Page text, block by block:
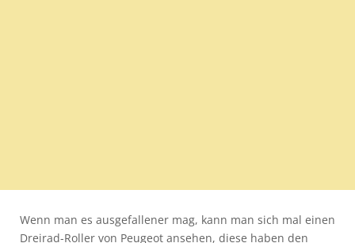
Wenn man es ausgefallener mag, kann man sich mal einen
Dreirad-Roller von Peugeot ansehen, diese haben den